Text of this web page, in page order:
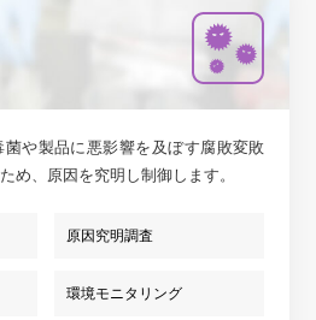
菌や製品に悪影響を及ぼす腐敗変敗
め、原因を究明し制御します。
原因究明調査
環境モニタリング